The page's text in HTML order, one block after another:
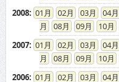
2008: 01 02 03 04
08
09 10
2007: 01 02 03 04
08
09 10
2006: 01 02 03 04